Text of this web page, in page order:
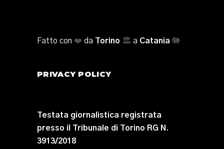
Fatto con ❤️ da Torino 🏛️ a Catania 🐘
PRIVACY POLICY
Testata giornalistica registrata
presso il Tribunale di Torino RG N.
3913/2018